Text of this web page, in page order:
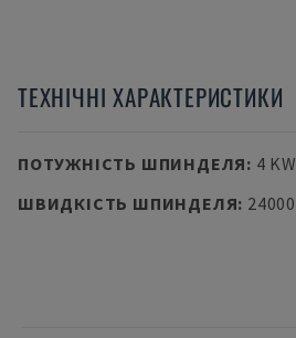
ТЕХНІЧНІ ХАРАКТЕРИСТИКИ
ПОТУЖНІСТЬ ШПИНДЕЛЯ: 4 KW
ШВИДКІСТЬ ШПИНДЕЛЯ: